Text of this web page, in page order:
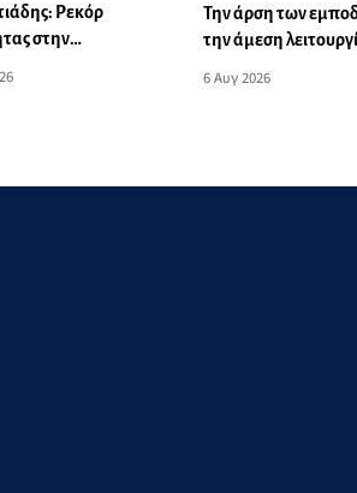
Ρεκόρ
στην
πάρκο τη Ν. Ρόδο
Την άρση των
την άμεση
στην Κάσο, ζητά ο
6 Αυγ 2026